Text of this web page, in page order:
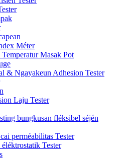
Méter
Masak Pot
& Ngayakeun Adhesion Tester
Laju Tester
bungkusan fléksibel séjén
perméabilitas Tester
Tester